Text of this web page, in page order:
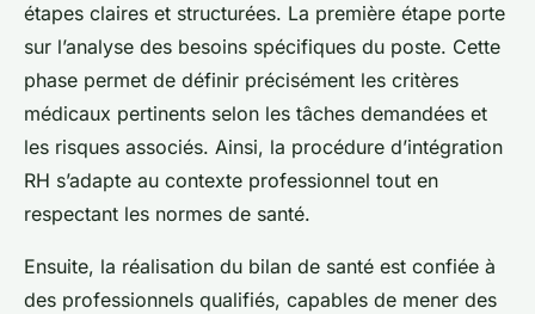
étapes claires et structurées. La première étape porte
sur l’analyse des besoins spécifiques du poste. Cette
phase permet de définir précisément les critères
médicaux pertinents selon les tâches demandées et
les risques associés. Ainsi, la procédure d’intégration
RH s’adapte au contexte professionnel tout en
respectant les normes de santé.
Ensuite, la réalisation du bilan de santé est confiée à
des professionnels qualifiés, capables de mener des